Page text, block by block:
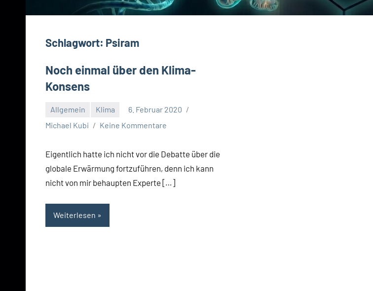
Schlagwort: Psiram
Noch einmal über den Klima-
Konsens
Allgemein Klima
6. Februar 2020
Michael Kubi
Keine Kommentare
Eigentlich hatte ich nicht vor die Debatte über die
globale Erwärmung fortzuführen, denn ich kann
nicht von mir behaupten Experte […]
Weiterlesen